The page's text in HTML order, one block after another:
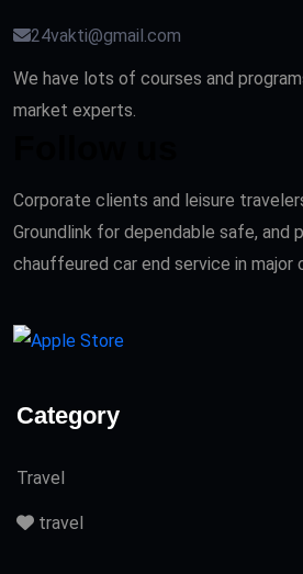
24vakti@gmail.com
We have lots of courses and
market experts.
Corporate clients and leisure
Groundlink for dependable safe, and
chauffeured car end service in major
Category
Travel
travel